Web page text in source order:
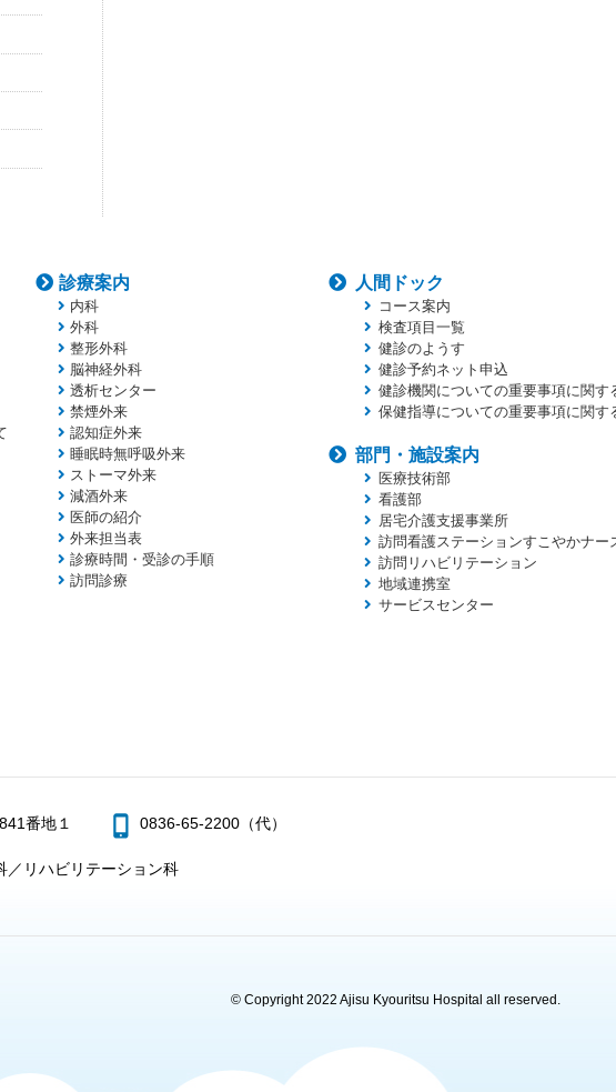
診療案内
内科
外科
整形外科
脳神経外科
透析センター
禁煙外来
認知症外来
睡眠時無呼吸外来
ストーマ外来
減酒外来
医師の紹介
外来担当表
診療時間・受診の手順
訪問診療
人間ドック
コース案内
検査項目一覧
健診のようす
健診予約ネット申込
健診機関についての重要事項に関す
保健指導についての重要事項に関す
部門・施設案内
医療技術部
看護部
居宅介護支援事業所
訪問看護ステーションすこやかナー
訪問リハビリテーション
地域連携室
サービスセンター
番地１ 0836-65-2200（代）
／リハビリテーション科
© Copyright 2022 Ajisu Kyouritsu Hospital all reserved.